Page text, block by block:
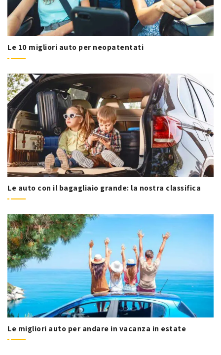
Le 10 migliori auto per neopatentati
Le auto con il bagagliaio grande: la nostra classifica
Le migliori auto per andare in vacanza in estate